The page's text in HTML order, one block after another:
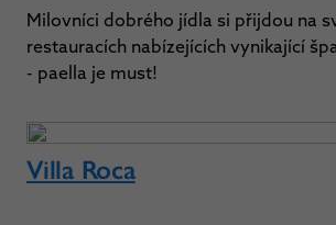
Milovníci dobrého jídla si přijdou na
restauracích nabízejících vynikající
- paella je must!
Villa Roca